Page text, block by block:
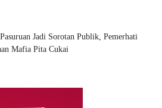
Jadi Sorotan Publik, Pemerhati
Mafia Pita Cukai